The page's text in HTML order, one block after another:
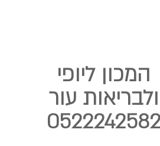
המכון ליופי
ולבריאות עור
0522242582